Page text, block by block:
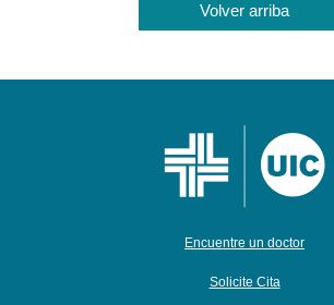
Volver arriba
Encuentre un doctor
Solicite Cita